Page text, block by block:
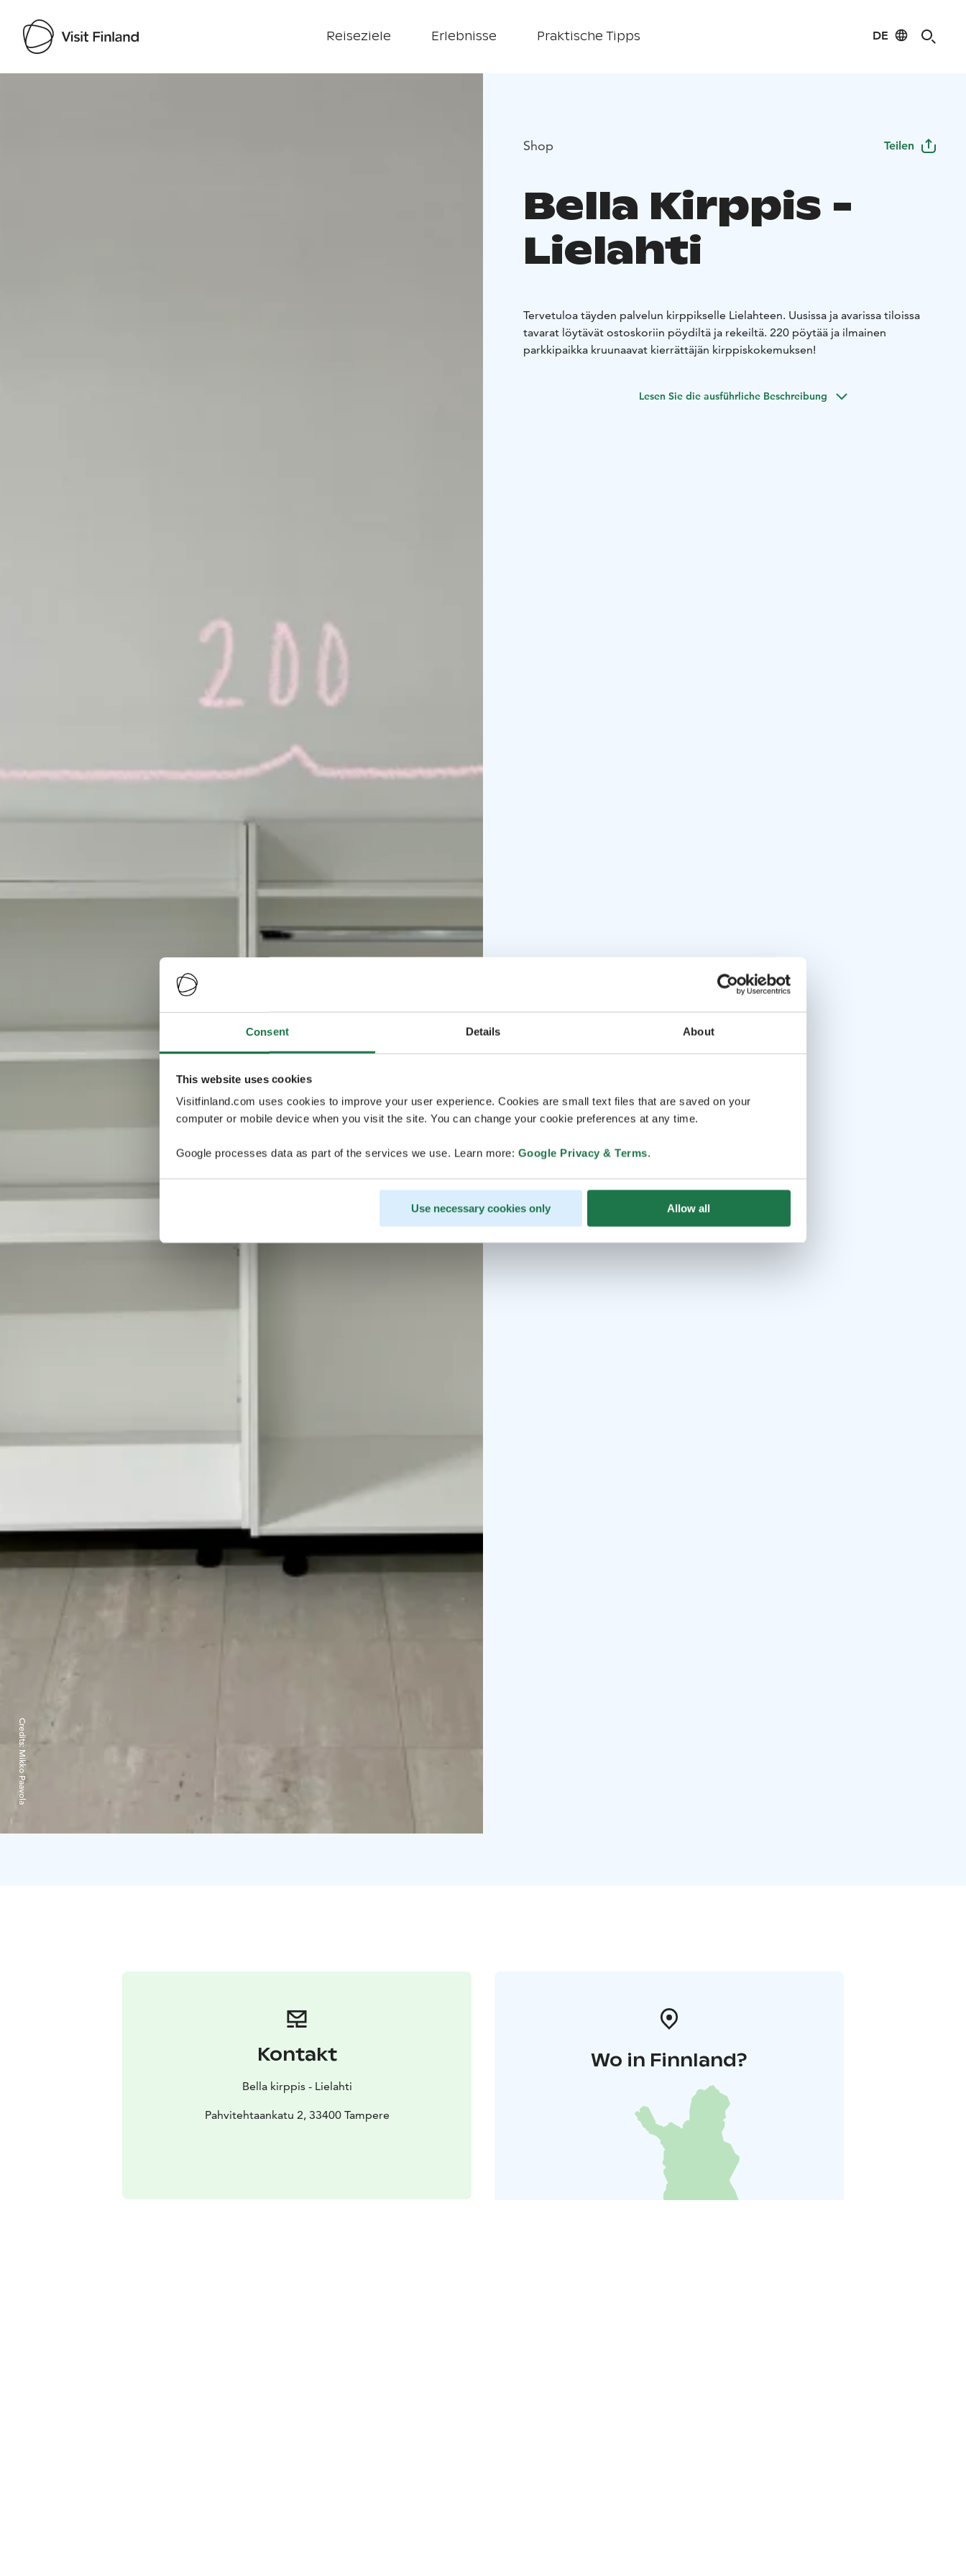
Consent Details About
This website uses cookies
Visitfinland.com uses cookies to improve your user experience. Cookies are small text files that are saved on your
computer or mobile device when you visit the site. You can change your cookie preferences at any time.
Google processes data as part of the services we use. Learn more: Google Privacy & Terms.
Use necessary cookies only Allow all
Reiseziele Erlebnisse Praktische Tipps DE
Credits:
Mikko Paavola
Shop Teilen
Bella Kirppis -
Lielahti
Tervetuloa täyden palvelun kirppikselle Lielahteen. Uusissa ja avarissa tiloissa
tavarat löytävät ostoskoriin pöydiltä ja rekeiltä. 220 pöytää ja ilmainen
parkkipaikka kruunaavat kierrättäjän kirppiskokemuksen!
Lesen Sie die ausführliche Beschreibung
Kontakt
Bella kirppis - Lielahti
Pahvitehtaankatu 2, 33400 Tampere
Wo in Finnland?